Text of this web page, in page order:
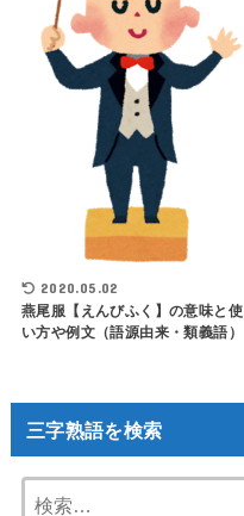
2020.05.02
燕尾服【えんびふく】の意味と使
い方や例文（語源由来・類義語）
三字熟語を検索